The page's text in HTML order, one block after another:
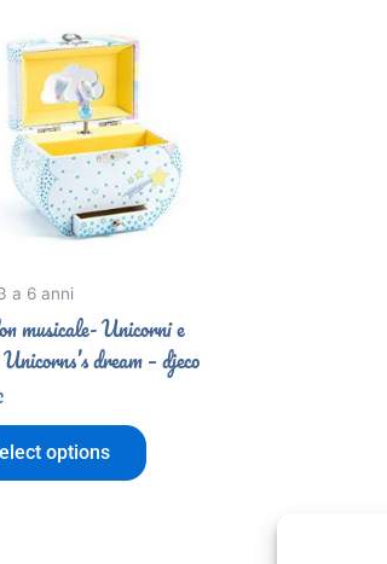
a 6 anni
musicale- Unicorni e
dream – djeco
options